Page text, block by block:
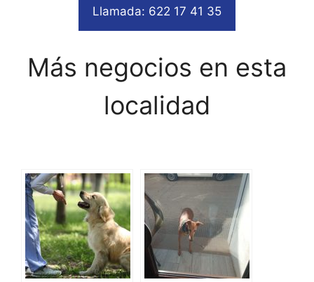
Llamada: 622 17 41 35
Más negocios en esta
localidad